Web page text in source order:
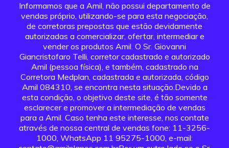
Informamos que a Amil, não possui departamento de
vendas próprio, utilizando-se para esta negociação,
de corretoras prepostas que estão devidamente
autorizadas a comercializar, ofertar, intermediar e
vender os produtos Amil. O Sr. Giovanni
Giancristofaro Telli, corretor cadastrado e autorizado
Amil (pessoa física), e também, cadastrado na
Corretora Medplan, cadastrada e autorizada, código
Amil 084310, se encontra nesta situação.Devido a
esta condição, o objetivo deste site, é tão somente
esclarecer e promover a intermediação de vendas
para a Amil. Caso tenha este interesse, nos contate
através de nossa central de vendas fone: 11-3256-
1000, WhatsApp 11 95275-1000, e-mail: